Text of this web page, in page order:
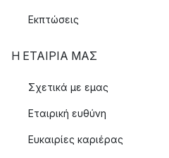
Εκπτώσεις
Η ΕΤΑΊΡΙΑ ΜΑΣ
Σχετικά με εμας
Εταιρική ευθύνη
Ευκαιρίες καριέρας